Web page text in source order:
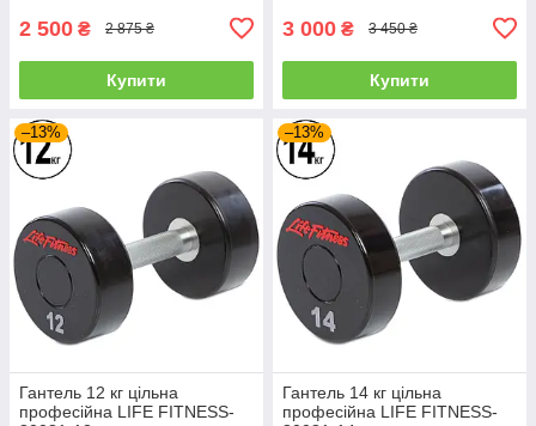
2 500 ₴ 2 875 ₴
Купити
3 000 ₴ 3 450 ₴
Купити
–13%
Гантель 12 кг цільна
професійна LIFE FITNESS-
–13%
Гантель 14 кг цільна
професійна LIFE FITNESS-